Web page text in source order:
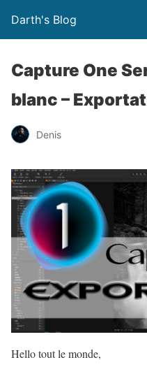
Darth's Blog
Capture One
blanc –
Denis
Hello tout le monde,